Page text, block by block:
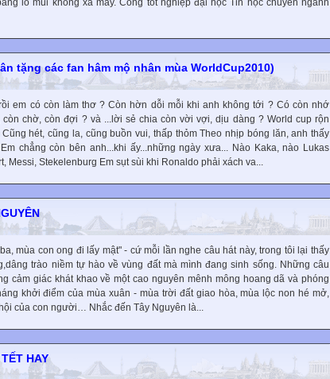
lỗ mũi không xa mấy. Công tốt nghiệp đại học Tin học chuyên ngành
tặng các fan hâm mộ nhân mùa WorldCup2010)
em có còn làm thơ ? Còn hờn dỗi mỗi khi anh không tới ? Có còn nhớ
còn chờ, còn đợi ? và ...lời sẻ chia còn vời vợi, dịu dàng ? World cup rộn
hét, cũng la, cũng buồn vui, thấp thỏm Theo nhịp bóng lăn, anh thấy
chẳng còn bên anh...khi ấy...những ngày xưa... Nào Kaka, nào Lukas
Messi, Stekelenburg Em sụt sùi khi Ronaldo phải xách va...
mùa con ong đi lấy mật" - cứ mỗi lần nghe câu hát này, trong tôi lại thấy
trào niềm tự hào về vùng đất mà mình đang sinh sống. Những câu
cảm giác khát khao về một cao nguyên mênh mông hoang dã và phóng
khởi điểm của mùa xuân - mùa trời đất giao hòa, mùa lộc non hé mở,
của con người… Nhắc đến Tây Nguyên là...
HAY